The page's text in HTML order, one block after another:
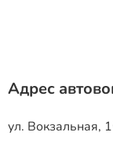
Адрес
ул. Вокзальная,